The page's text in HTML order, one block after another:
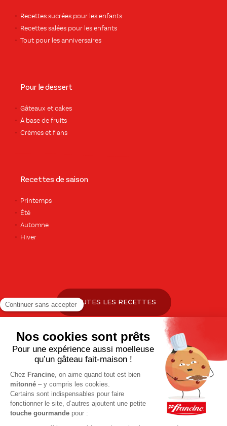
Recettes sucrées pour les enfants
Recettes salées pour les enfants
Tout pour les anniversaires
Pour le dessert
Gâteaux et cakes
À base de fruits
Crèmes et flans
Recettes de saison
Printemps
Été
Automne
Hiver
TOUTES LES RECETTES
Pour votre santé, pratiquez une activité physique régulière. Plus
d’infos sur
www.mangerbouger.fr